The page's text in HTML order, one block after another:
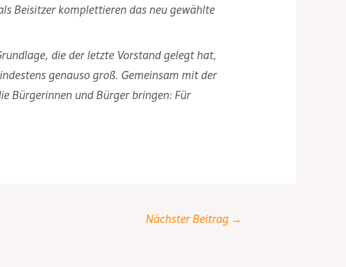
Beisitzer komplettieren das neu gewählte
die der letzte Vorstand gelegt hat,
genauso groß. Gemeinsam mit der
Bürgerinnen und Bürger bringen: Für
Nächster Beitrag →